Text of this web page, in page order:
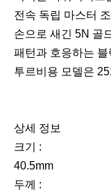
전속 독립 마스터
손으로 새긴 5N 골
패턴과 호응하는
투르비용 모델은
상세 정보
크기 :
40.5mm
두께 :